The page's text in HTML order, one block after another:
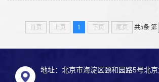
首页 上页 1 下页 尾页 共5条 第
地址：北京市海淀区颐和园路5号北京